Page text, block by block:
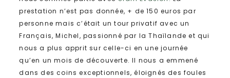
prestation n’est pas donnée, + de 150 euros par
personne mais c’était un tour privatif avec un
Français, Michel, passionné par la Thaïlande et qui
nous a plus apprit sur celle-ci en une journée
qu’en un mois de découverte. Il nous a emmené
dans des coins exceptionnels, éloignés des foules